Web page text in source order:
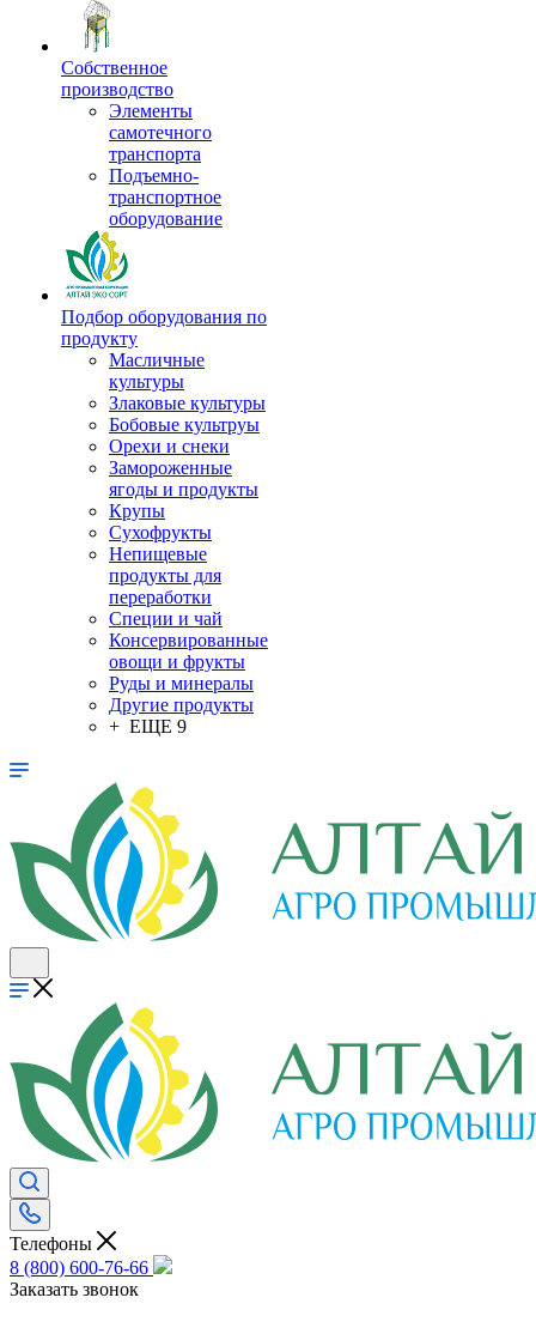
Собственное
производство
Элементы
самотечного
транспорта
Подъемно-
транспортное
оборудование
Подбор оборудования по
продукту
Масличные
культуры
Злаковые культуры
Бобовые культруы
Орехи и снеки
Замороженные
ягоды и продукты
Крупы
Сухофрукты
Непищевые
продукты для
переработки
Специи и чай
Консервированные
овощи и фрукты
Руды и минералы
Другие продукты
+ ЕЩЕ 9
Телефоны
8 (800) 600-76-66
Заказать звонок